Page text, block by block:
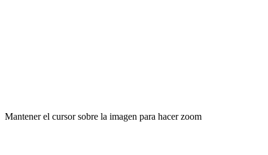
Mantener el cursor sobre la imagen para hacer zoom